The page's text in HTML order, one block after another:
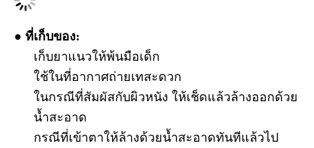
● ที่เก็บของ:
เก็บยาแนวให้พ้นมือเด็ก
ใช้ในที่อากาศถ่ายเทสะดวก
ในกรณีที่สัมผัสกับผิวหนัง ให้เช็ดแล้วล้างออกด้วย
น้ำสะอาด
กรณีที่เข้าตาให้ล้างด้วยน้ำสะอาดทันทีแล้วไป